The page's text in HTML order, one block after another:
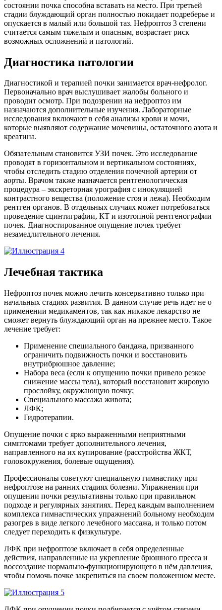
состоянии почка способна вставать на место. При третьей
стадии блуждающий орган полностью покидает подреберье и
опускается в малый или большой таз. Нефроптоз 3 степени
считается самым тяжелым и опасным, возрастает риск
возможных осложнений и патологий.
Диагностика патологии
Диагностикой и терапией почки занимается врач-нефролог.
Первоначально врач выслушивает жалобы больного и
проводит осмотр. При подозрении на нефроптоз им
назначаются дополнительные изучения. Лабораторные
исследования включают в себя анализы крови и мочи,
которые выявляют содержание мочевины, остаточного азота и
креатина.
Обязательным становится УЗИ почек. Это исследование
проводят в горизонтальном и вертикальном состояниях,
чтобы отследить стадию отделения почечной артерии от
аорты. Врачом также назначается рентгенологическая
процедура – экскреторная урография с инокуляцией
контрастного вещества (положение стоя и лежа). Необходим
рентген органов. В отдельных случаях может потребоваться
проведение сцинтиграфии, КТ и изотопной рентгенографии
почек. Диагностированное опущение почек требует
незамедлительного лечения.
Лечебная тактика
Нефроптоз почек можно лечить консервативно только при
начальных стадиях развития. В данном случае речь идет не о
применении медикаментов, так как никакое лекарство не
сможет вернуть блуждающий орган на прежнее место. Такое
лечение требует:
Применение специального бандажа, призванного
ограничить подвижность почки и восстановить
внутрибрюшное давление;
Набора веса (если к опущению почки привело резкое
снижение массы тела), который восстановит жировую
прослойку, окружающую почку;
Специального массажа живота;
ЛФК;
Гидротерапии.
Опущение почки с ярко выраженными неприятными
симптомами требует дополнительного лечения,
направленного на их купирование (расстройства ЖКТ,
головокружения, болевые ощущения).
Профессионалы советуют специальную гимнастику при
нефроптозе на ранних стадиях болезни. Упражнения при
опущении почки результативны только при правильном
подходе и регулярных занятиях. Перед каждым выполнением
комплекса гимнастических упражнений больному необходим
разогрев в виде легкого лечебного массажа, и только потом
следует переходить к физкультуре.
ЛФК при нефроптозе включает в себя определенные
действия, направленные на укрепление брюшного пресса и
воссоздание нормально-функционирующего в нём давления,
чтобы помочь почке закрепиться на своем положенном месте.